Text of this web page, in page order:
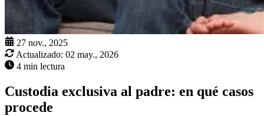
27 nov., 2025
Actualizado: 02 may., 2026
4 min lectura
Custodia exclusiva al padre: en qué casos
procede